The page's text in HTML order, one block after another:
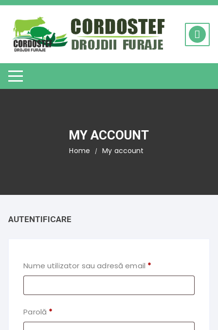
Skip
content
MY ACCOUNT
Home My account
AUTENTIFICARE
Nume utilizator sau adresă email *
Parolă *